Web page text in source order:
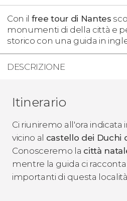
Con il free tour di Nantes
monumenti di della città e
storico con una guida in
DESCRIZIONE
Itinerario
Ci riuniremo all'ora indicata
vicino al castello dei Duchi
Conosceremo la città
mentre la guida ci
importanti di questa